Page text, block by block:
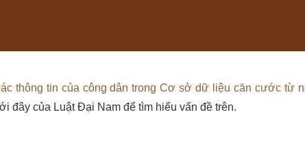
thông tin của công dân trong Cơ sở dữ liệu căn cước từ
đây của Luật Đại Nam để tìm hiểu vấn đề trên.